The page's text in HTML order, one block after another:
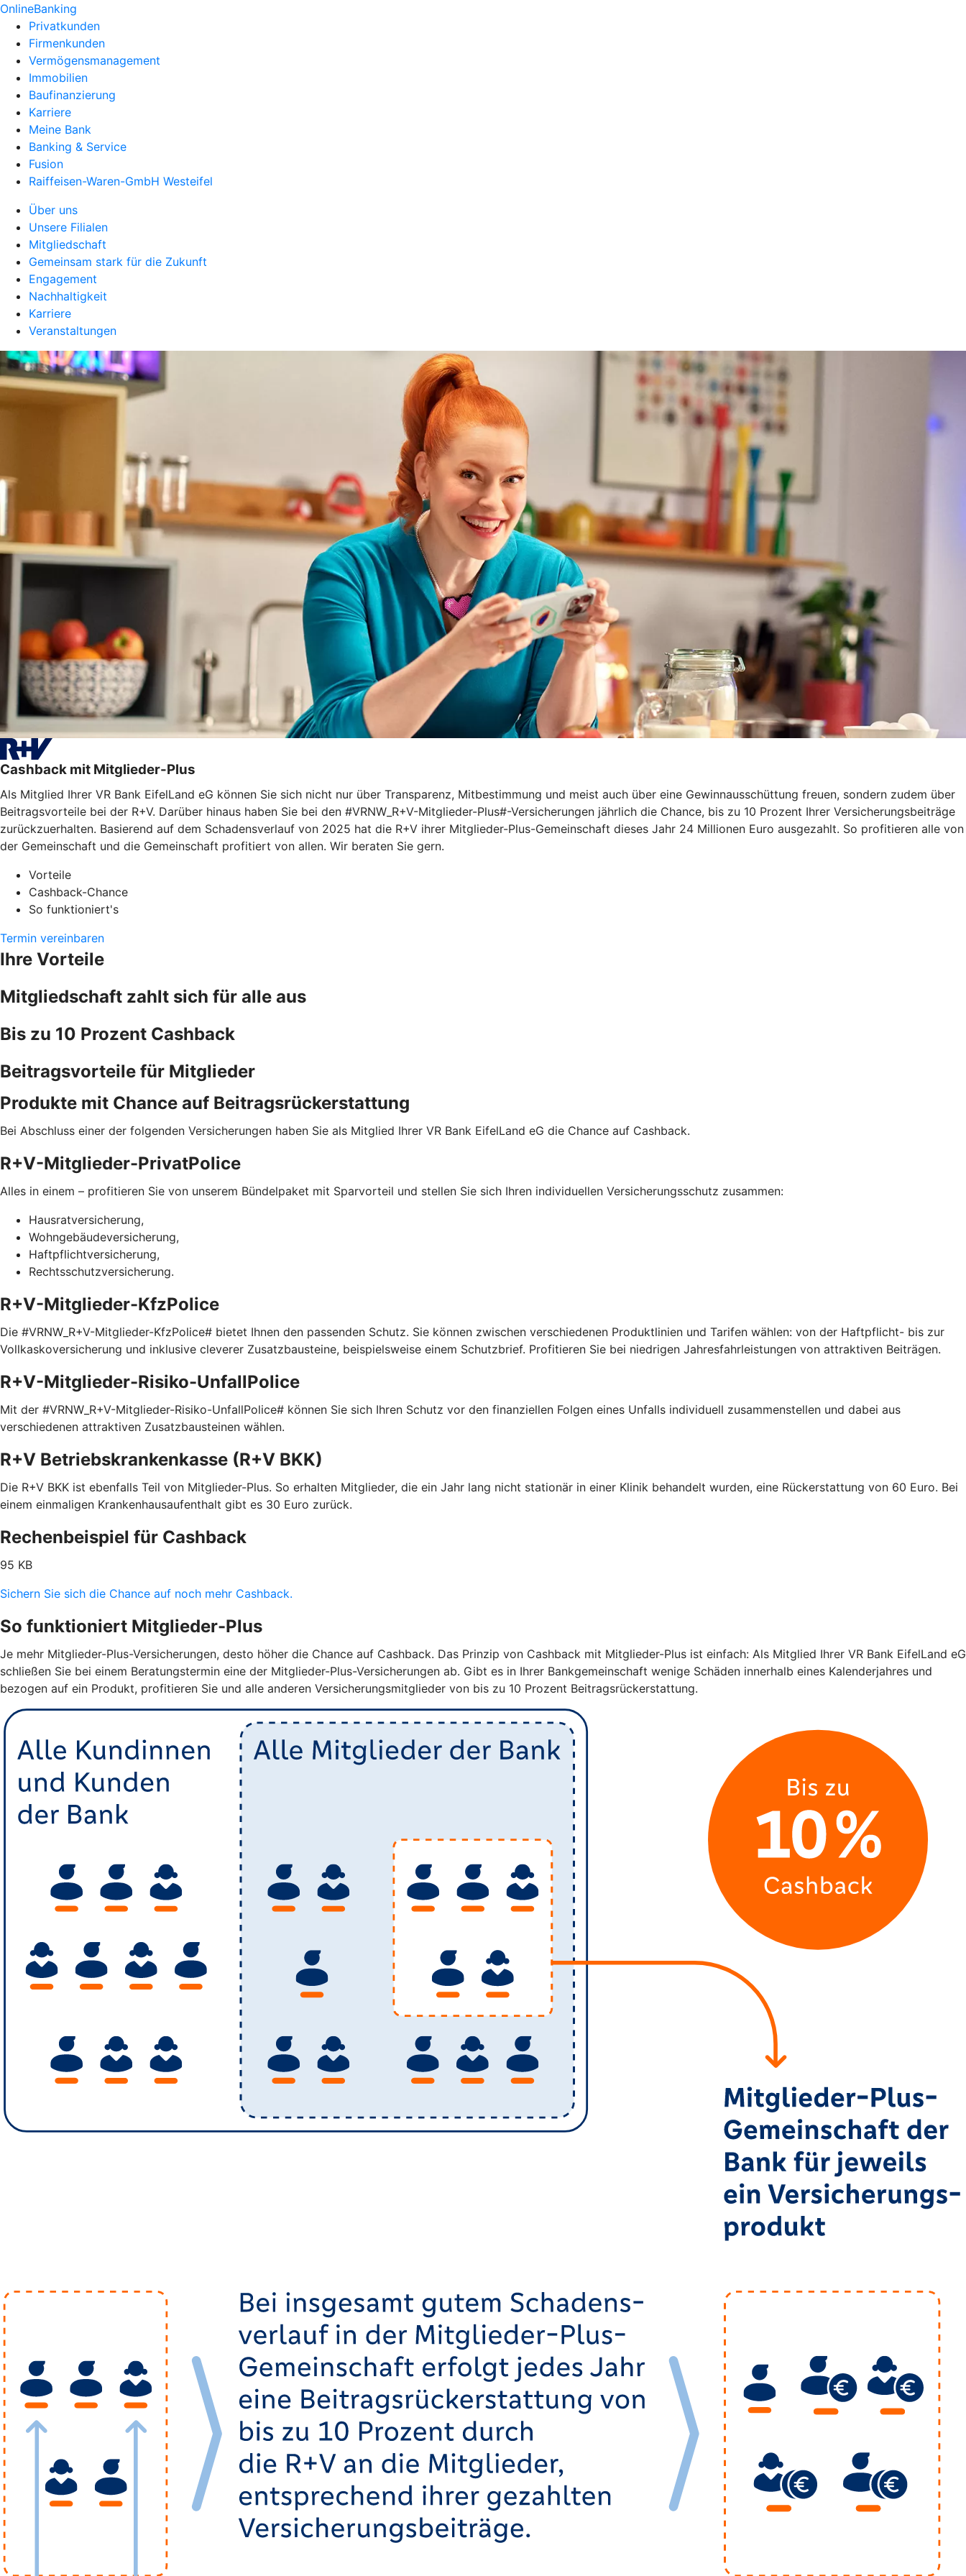
OnlineBanking
Privatkunden
Firmenkunden
Vermögensmanagement
Immobilien
Baufinanzierung
Karriere
Meine Bank
Banking & Service
Fusion
Raiffeisen-Waren-GmbH Westeifel
Über uns
Unsere Filialen
Mitgliedschaft
Gemeinsam stark für die Zukunft
Engagement
Nachhaltigkeit
Karriere
Veranstaltungen
Cashback mit Mitglieder-Plus
Als Mitglied Ihrer VR Bank EifelLand eG können Sie sich nicht nur über Transparenz, Mitbestimmung und meist auch über eine Gewinnausschüttung freuen, sondern zudem über
Beitragsvorteile bei der R+V. Darüber hinaus haben Sie bei den #VRNW_R+V-Mitglieder-Plus#-Versicherungen jährlich die Chance, bis zu 10 Prozent Ihrer Versicherungsbeiträge
zurückzuerhalten. Basierend auf dem Schadensverlauf von 2025 hat die R+V ihrer Mitglieder-Plus-Gemeinschaft dieses Jahr 24 Millionen Euro ausgezahlt. So profitieren alle von
der Gemeinschaft und die Gemeinschaft profitiert von allen. Wir beraten Sie gern.
Vorteile
Cashback-Chance
So funktioniert's
Termin vereinbaren
Ihre Vorteile
Mitgliedschaft zahlt sich für alle aus
Bis zu 10 Prozent Cashback
Beitragsvorteile für Mitglieder
Produkte mit Chance auf Beitragsrückerstattung
Bei Abschluss einer der folgenden Versicherungen haben Sie als Mitglied Ihrer VR Bank EifelLand eG die Chance auf Cashback.
R+V-Mitglieder-PrivatPolice
Alles in einem – profitieren Sie von unserem Bündelpaket mit Sparvorteil und stellen Sie sich Ihren individuellen Versicherungsschutz zusammen:
Hausratversicherung,
Wohngebäudeversicherung,
Haftpflichtversicherung,
Rechtsschutzversicherung.
R+V-Mitglieder-KfzPolice
Die #VRNW_R+V-Mitglieder-KfzPolice# bietet Ihnen den passenden Schutz. Sie können zwischen verschiedenen Produktlinien und Tarifen wählen: von der Haftpflicht- bis zur
Vollkaskoversicherung und inklusive cleverer Zusatzbausteine, beispielsweise einem Schutzbrief. Profitieren Sie bei niedrigen Jahresfahrleistungen von attraktiven Beiträgen.
R+V-Mitglieder-Risiko-UnfallPolice
Mit der #VRNW_R+V-Mitglieder-Risiko-UnfallPolice# können Sie sich Ihren Schutz vor den finanziellen Folgen eines Unfalls individuell zusammenstellen und dabei aus
verschiedenen attraktiven Zusatzbausteinen wählen.
R+V Betriebskrankenkasse (R+V BKK)
Die R+V BKK ist ebenfalls Teil von Mitglieder-Plus. So erhalten Mitglieder, die ein Jahr lang nicht stationär in einer Klinik behandelt wurden, eine Rückerstattung von 60 Euro. Bei
einem einmaligen Krankenhausaufenthalt gibt es 30 Euro zurück.
Rechenbeispiel für Cashback
95 KB
Sichern Sie sich die Chance auf noch mehr Cashback.
So funktioniert Mitglieder-Plus
Je mehr Mitglieder-Plus-Versicherungen, desto höher die Chance auf Cashback. Das Prinzip von Cashback mit Mitglieder-Plus ist einfach: Als Mitglied Ihrer VR Bank EifelLand eG
schließen Sie bei einem Beratungstermin eine der Mitglieder-Plus-Versicherungen ab. Gibt es in Ihrer Bankgemeinschaft wenige Schäden innerhalb eines Kalenderjahres und
bezogen auf ein Produkt, profitieren Sie und alle anderen Versicherungsmitglieder von bis zu 10 Prozent Beitragsrückerstattung.